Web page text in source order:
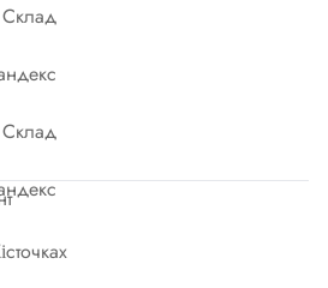
Склад
Склад